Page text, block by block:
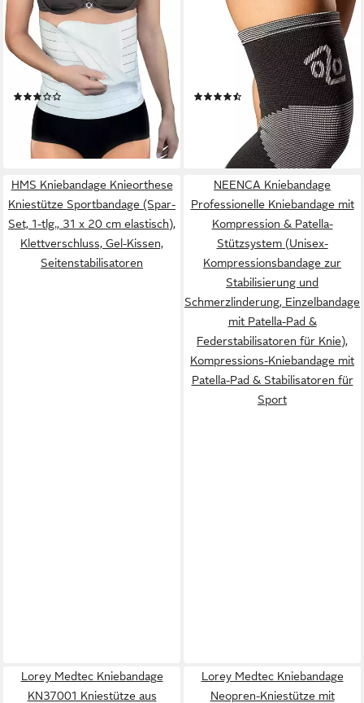
HYDAS
Stützbandage Postoperative
Bandage, dauerelastisch mit
Klettverschluss, in 5 Längen,
zur Versorgung nach
Operationen, Entlastung der
Wunde
ab 38,27 €
lieferbar - in 1-2 Werktagen bei dir
LOREY MEDTEC
Kniebandage Bamboo
Kniestütze aus Viskose mit
Kompression, Unisex,
Knieorthese
(4)
UVP25,99 €
lieferbar - in 2-3 Werktagen bei dir
HMS Kniebandage Knieorthese
Kniestütze Sportbandage (Spar-
Set, 1-tlg., 31 x 20 cm elastisch),
Klettverschluss, Gel-Kissen,
Seitenstabilisatoren
NEENCA Kniebandage
Professionelle Kniebandage mit
Kompression & Patella-
Stützsystem (Unisex-
Kompressionsbandage zur
Stabilisierung und
Schmerzlinderung, Einzelbandage
mit Patella-Pad &
Federstabilisatoren für Knie),
Kompressions-Kniebandage mit
Patella-Pad & Stabilisatoren für
Sport
Lorey Medtec Kniebandage
KN37001 Kniestütze aus
Lorey Medtec Kniebandage
Neopren-Kniestütze mit